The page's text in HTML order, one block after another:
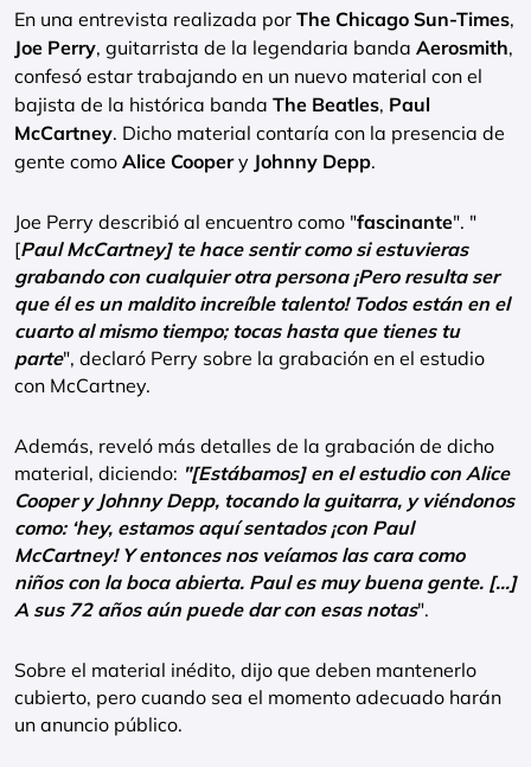
En una entrevista realizada por The Chicago Sun-Times,
Joe Perry, guitarrista de la legendaria banda Aerosmith,
confesó estar trabajando en un nuevo material con el
bajista de la histórica banda The Beatles, Paul
McCartney. Dicho material contaría con la presencia de
gente como Alice Coopery Johnny Depp.
Joe Perry describió al encuentro como "fascinante". "
[Paul McCartney] te hace sentir como si estuvieras
grabando con cualquier otra persona ¡Pero resulta ser
que él es un maldito increíble talento! Todos están en el
cuarto al mismo tiempo; tocas hasta que tienes tu
parte", declaró Perry sobre la grabación en el estudio
con McCartney.
Además, reveló más detalles de la grabación de dicho
material, diciendo: "[Estábamos] en el estudio con Alice
Cooper y Johnny Depp, tocando la guitarra, y viéndonos
como: ‘hey, estamos aquí sentados ¡con Paul
McCartney! Y entonces nos veíamos las cara como
niños con la boca abierta. Paul es muy buena gente. […]
A sus 72 años aún puede dar con esas notas".
Sobre el material inédito, dijo que deben mantenerlo
cubierto, pero cuando sea el momento adecuado harán
un anuncio público.